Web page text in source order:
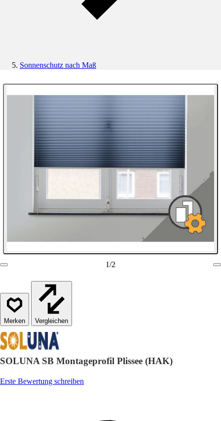
Sonnenschutz nach Maß
1/2
Vergleichen
SOLUNA SB Montageprofil Plissee (HAK)
Erste Bewertung schreiben